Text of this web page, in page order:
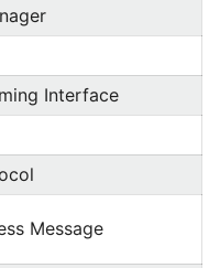
Interface
Message